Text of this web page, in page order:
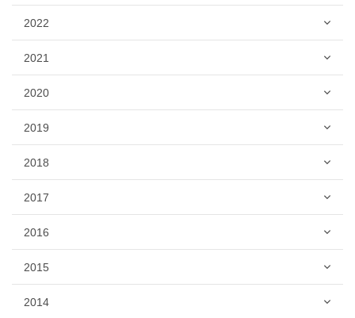
2022
2021
2020
2019
2018
2017
2016
2015
2014